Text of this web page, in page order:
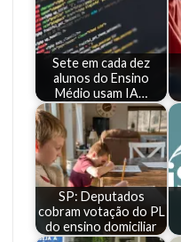
Sete em cada dez
alunos do Ensino
Médio usam IA…
SP: Deputados
cobram votação do PL
do ensino domiciliar